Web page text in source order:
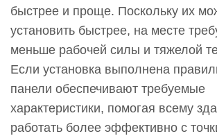
быстрее и проще. Поскольку их
установить быстрее, на месте
меньше рабочей силы и тяжелой
Если установка выполнена
панели обеспечивают требуемые
характеристики, помогая всему
работать более эффективно с